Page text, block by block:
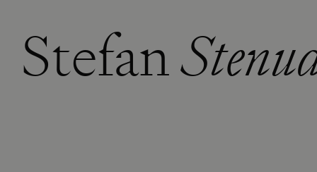
KONTAKTA OSS
HÅLLBARHET
Stefan